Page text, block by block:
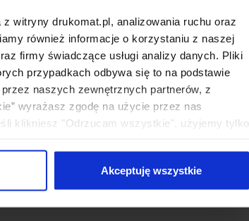
witryny drukomat.pl, analizowania ruchu oraz
również informacje o korzystaniu z naszej
firmy świadczące usługi analizy danych. Pliki
przypadkach odbywa się to na podstawie
naszych zewnętrznych partnerów, z
wyrażasz zgodę na użycie przez nas
klikniesz "Odrzucam wszystkie", użyjemy tylko
Akceptuję wszystkie